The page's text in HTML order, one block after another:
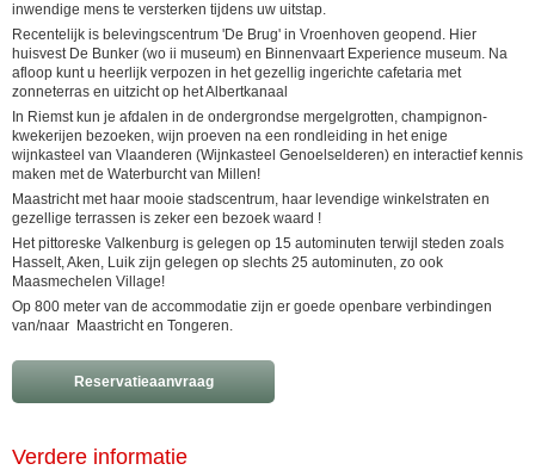
inwendige mens te versterken tijdens uw uitstap.
Recentelijk is belevingscentrum 'De Brug' in Vroenhoven geopend. Hier
huisvest De Bunker (wo ii museum) en Binnenvaart Experience museum. Na
afloop kunt u heerlijk verpozen in het gezellig ingerichte cafetaria met
zonneterras en uitzicht op het Albertkanaal
In Riemst kun je afdalen in de ondergrondse mergelgrotten, champignon-
kwekerijen bezoeken, wijn proeven na een rondleiding in het enige
wijnkasteel van Vlaanderen (Wijnkasteel Genoelselderen) en interactief kennis
maken met de Waterburcht van Millen!
Maastricht met haar mooie stadscentrum, haar levendige winkelstraten en
gezellige terrassen is zeker een bezoek waard !
Het pittoreske Valkenburg is gelegen op 15 autominuten terwijl steden zoals
Hasselt, Aken, Luik zijn gelegen op slechts 25 autominuten, zo ook
Maasmechelen Village!
Op 800 meter van de accommodatie zijn er goede openbare verbindingen
van/naar Maastricht en Tongeren.
Reservatieaanvraag
Verdere informatie